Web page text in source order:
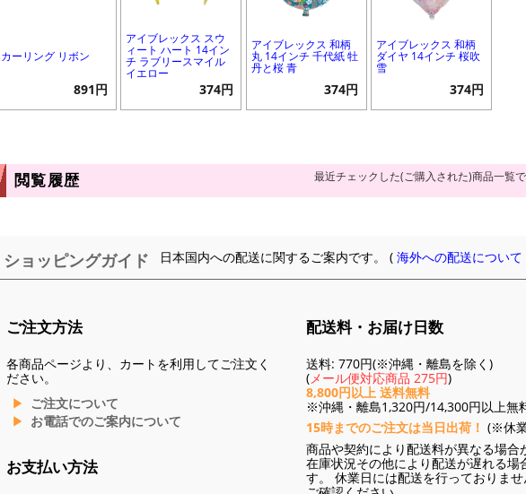
カーリング リボン
891円
アイブレックス スウ
ィート ハート 14イン
チ ラブリースマイル
イエロー
374円
アイブレックス 和柄
丸 14インチ 千代紙 牡
丹と桜 青
374円
アイブレックス 和柄
ダイヤ 14インチ 桜吹
雪
374円
閲覧履歴 最近チェックした(ご購入された)商品一覧で
ショッピングガイド 日本国内への配送に関するご案内です。 (海外への配送について
ご注文方法
各商品ページより、カートを利用してご注文く
ださい。
ご注文について
お電話でのご案内について
お支払い方法
配送料・お届け日数
送料: 770円(※沖縄・離島を除く)
(メール便対応商品 275円)
8,800円以上 送料無料
※沖縄・離島1,320円/14,300円以上無
15時までのご注文は当日出荷！ (※休
商品や契約により配送料が異なる場合
在庫状況その他により配送が遅れる場
す。 休業日には配送を行っておりませ